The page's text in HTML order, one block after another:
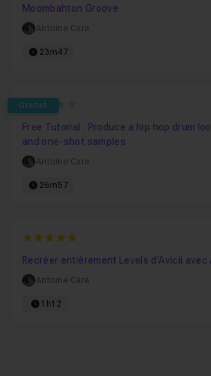
Moombahton Groove
Antoine Cara
23m47
Gratuit
0
Free Tutorial : Produce a hip hop drum
and one-shot samples
Antoine Cara
26m57
5
Recréer entièrement Levels d'Avicii avec
Antoine Cara
1h12